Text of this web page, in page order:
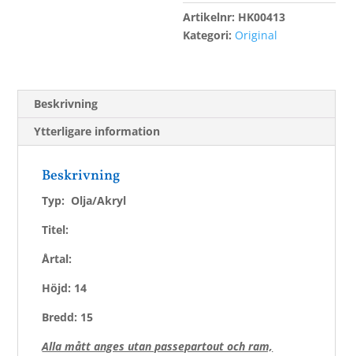
Artikelnr: HK00413
Kategori: Original
Beskrivning
Ytterligare information
Beskrivning
Typ: Olja/Akryl
Titel:
Årtal:
Höjd: 14
Bredd: 15
Alla mått anges utan passepartout och ram,